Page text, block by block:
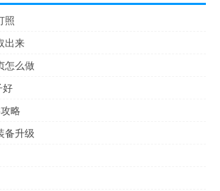
照
出来
怎么做
好
略
备升级